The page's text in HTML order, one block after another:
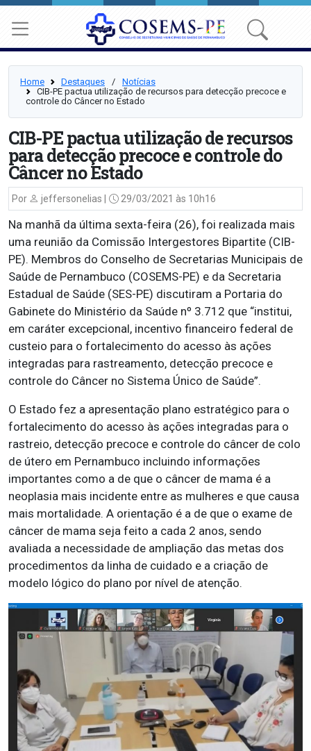
Home Destaques ⠀/⠀ Notícias
CIB-PE pactua utilização de recursos para detecção precoce e
controle do Câncer no Estado
CIB-PE pactua utilização de recursos
para detecção precoce e controle do
Câncer no Estado
Por jeffersonelias | 29/03/2021 às 10h16
Na manhã da última sexta-feira (26), foi realizada mais
uma reunião da Comissão Intergestores Bipartite (CIB-
PE). Membros do Conselho de Secretarias Municipais de
Saúde de Pernambuco (COSEMS-PE) e da Secretaria
Estadual de Saúde (SES-PE) discutiram a Portaria do
Gabinete do Ministério da Saúde nº 3.712 que “institui,
em caráter excepcional, incentivo financeiro federal de
custeio para o fortalecimento do acesso às ações
integradas para rastreamento, detecção precoce e
controle do Câncer no Sistema Único de Saúde”.
O Estado fez a apresentação plano estratégico para o
fortalecimento do acesso às ações integradas para o
rastreio, detecção precoce e controle do câncer de colo
de útero em Pernambuco incluindo informações
importantes como a de que o câncer de mama é a
neoplasia mais incidente entre as mulheres e que causa
mais mortalidade. A orientação é a de que o exame de
câncer de mama seja feito a cada 2 anos, sendo
avaliada a necessidade de ampliação das metas dos
procedimentos da linha de cuidado e a criação de
modelo lógico do plano por nível de atenção.